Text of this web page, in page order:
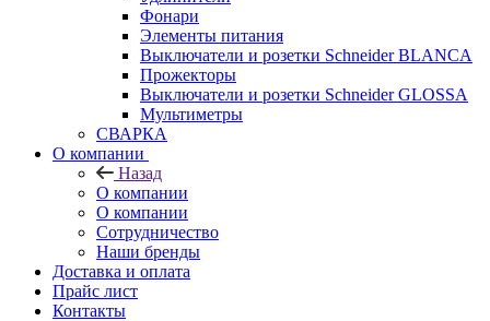
Фонари
Элементы питания
Выключатели и розетки Schneider BLANCA
Прожекторы
Выключатели и розетки Schneider GLOSSA
Мультиметры
СВАРКА
О компании
Назад
О компании
О компании
Сотрудничество
Наши бренды
Доставка и оплата
Прайс лист
Контакты